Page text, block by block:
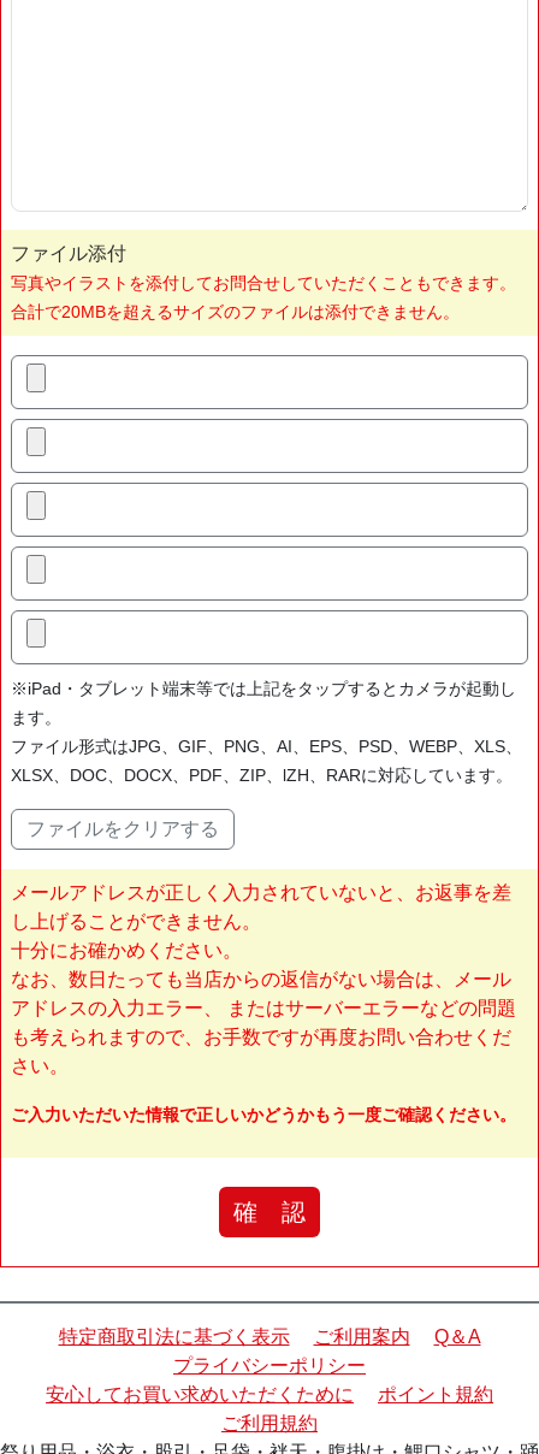
ファイル添付
写真やイラストを添付してお問合せしていただくこともできます。
合計で20MBを超えるサイズのファイルは添付できません。
※iPad・タブレット端末等では上記をタップするとカメラが起動し
ます。
ファイル形式はJPG、GIF、PNG、AI、EPS、PSD、WEBP、XLS、
XLSX、DOC、DOCX、PDF、ZIP、lZH、RARに対応しています。
メールアドレスが正しく入力されていないと、お返事を差
し上げることができません。
十分にお確かめください。
なお、数日たっても当店からの返信がない場合は、メール
アドレスの入力エラー、 またはサーバーエラーなどの問題
も考えられますので、お手数ですが再度お問い合わせくだ
さい。
ご入力いただいた情報で正しいかどうかもう一度ご確認ください。
確 認
特定商取引法に基づく表示 ご利用案内
Q＆A
プライバシーポリシー
安心してお買い求めいただくために
ポイント規約
ご利用規約